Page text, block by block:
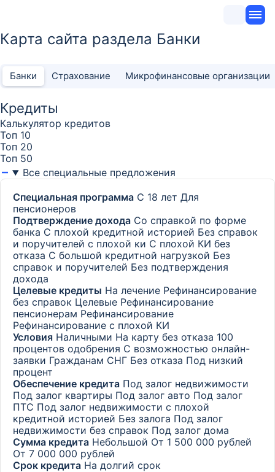
Карта сайта раздела Банки
Банки Страхование Микрофинансовые организации
Кредиты
Калькулятор кредитов
Топ 10
Топ 20
Топ 50
Все специальные предложения
Специальная программа С 18 лет Для
пенсионеров
Подтверждение дохода Со справкой по форме
банка С плохой кредитной историей Без справок
и поручителей с плохой ки С плохой КИ без
отказа С большой кредитной нагрузкой Без
справок и поручителей Без подтверждения
дохода
Целевые кредиты На лечение Рефинансирование
без справок Целевые Рефинансирование
пенсионерам Рефинансирование
Рефинансирование с плохой КИ
Условия Наличными На карту без отказа 100
процентов одобрения С возможностью онлайн-
заявки Гражданам СНГ Без отказа Под низкий
процент
Обеспечение кредита Под залог недвижимости
Под залог квартиры Под залог авто Под залог
ПТС Под залог недвижимости с плохой
кредитной историей Без залога Под залог
недвижимости без справок Под залог дома
Сумма кредита Небольшой От 1 500 000 рублей
От 7 000 000 рублей
Срок кредита На долгий срок